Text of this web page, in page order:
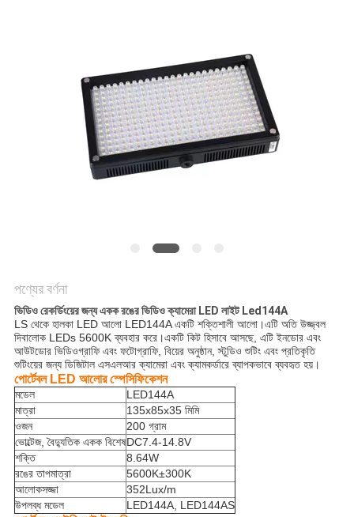
পণ্যের বর্ণনা
ভিডিও রেকর্ডিংয়ের জন্য একক রঙের ভিডিও ক্যামেরা LED লাইট Led144A
LS থেকে হালকা LED আলো LED144A একটি শক্তিশালী আলো।এটি অতি উজ্জ্বল
দিবালোক LEDs 5600K ব্যবহার করে।একটি কিট হিসাবে আসছে, এটি ইনডোর এবং
আউটডোর ভিডিওগ্রাফি এবং ফটোগ্রাফি, বিয়ের অনুষ্ঠান, স্টুডিও শুটিং এবং প্রতিকৃতি
শুটিংয়ের জন্য ডিজিটাল এসএলআর ক্যামেরা এবং ক্যামকর্ডারে ব্যাপকভাবে ব্যবহৃত হয়।
পোর্টেবল LED আলোর স্পেসিফিকেশন
মডেল
LED144A
মাত্রা
135x85x35 মিমি
ওজন
200 গ্রাম
ভোল্টেজ, বৈদ্যুতিক একক বিশেষDC7.4-14.8V
শক্তি
8.64W
রঙের তাপমাত্রা
5600K±300K
আলোকসজ্জা
352Lux/m
উপলব্ধ মডেল
LED144A, LED144AS